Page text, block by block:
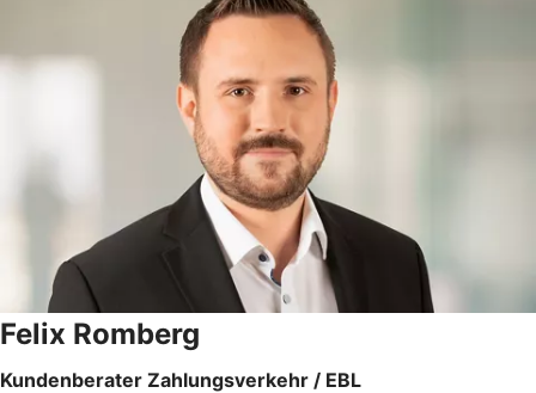
Felix Romberg
Kundenberater Zahlungsverkehr / EBL